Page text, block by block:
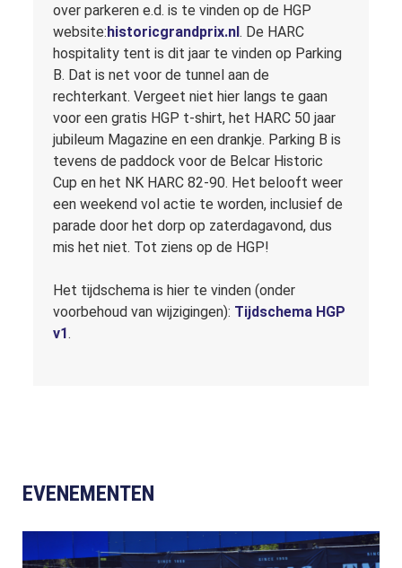
over parkeren e.d. is te vinden op de HGP
website:historicgrandprix.nl. De HARC
hospitality tent is dit jaar te vinden op Parking
B. Dat is net voor de tunnel aan de
rechterkant. Vergeet niet hier langs te gaan
voor een gratis HGP t-shirt, het HARC 50 jaar
jubileum Magazine en een drankje. Parking B is
tevens de paddock voor de Belcar Historic
Cup en het NK HARC 82-90. Het belooft weer
een weekend vol actie te worden, inclusief de
parade door het dorp op zaterdagavond, dus
mis het niet. Tot ziens op de HGP!
Het tijdschema is hier te vinden (onder
voorbehoud van wijzigingen): Tijdschema HGP
v1.
EVENEMENTEN